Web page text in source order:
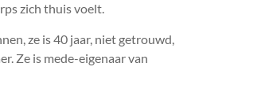
zich thuis voelt.
ze is 40 jaar, niet getrouwd,
Ze is mede-eigenaar van